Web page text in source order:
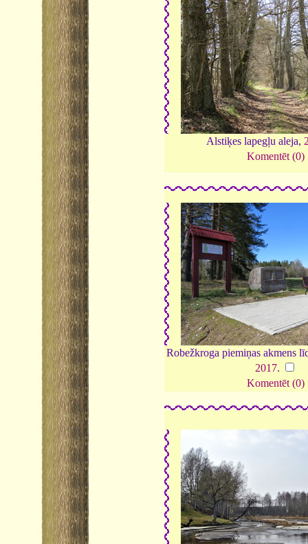
Alstiķes lapegļu aleja,
Komentēt (0)
Robežkroga piemiņas akmens
2017.
Komentēt (0)